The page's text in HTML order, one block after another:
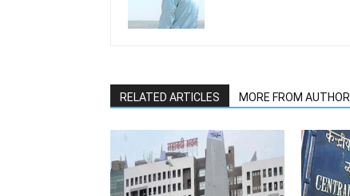
RELATED ARTICLES MORE FROM AUTHOR